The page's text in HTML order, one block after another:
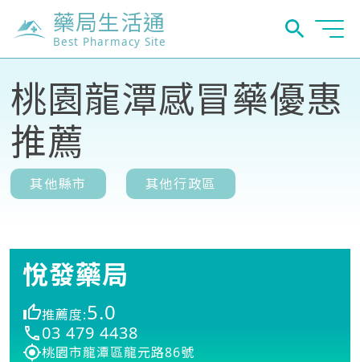
藥局生活通
Best Pharmacy Site
桃園龍潭感冒藥優惠
推薦
其他縣市 其他行政區
悅發藥局
推薦度:5.0
03 479 4438
桃園市龍潭區龍元路86號